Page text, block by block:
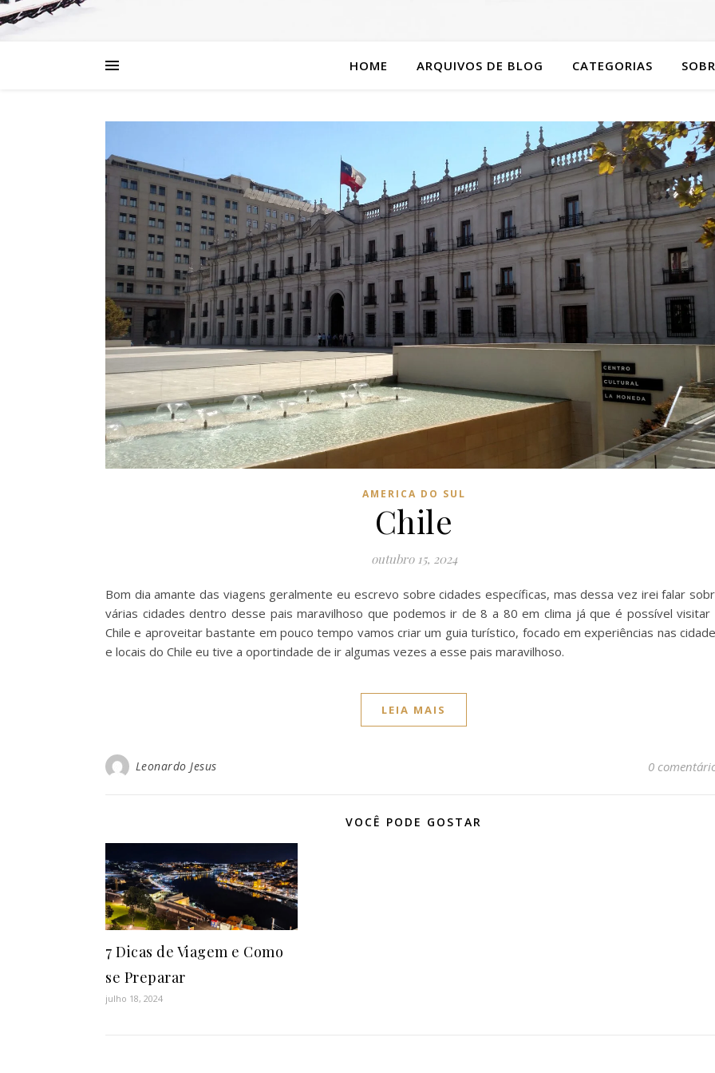
HOME ARQUIVOS DE BLOG CATEGORIAS
AMERICA DO SUL
Chile
outubro 15, 2024
Bom dia amante das viagens geralmente eu escrevo sobre cidades específicas, mas dessa vez irei falar
várias cidades dentro desse pais maravilhoso que podemos ir de 8 a 80 em clima já que é possível visitar
Chile e aproveitar bastante em pouco tempo vamos criar um guia turístico, focado em experiências nas
e locais do Chile eu tive a oportindade de ir algumas vezes a esse pais maravilhoso.
LEIA MAIS
Leonardo Jesus 0
VOCÊ PODE GOSTAR
7 Dicas de Viagem e Como
se Preparar
julho 18, 2024